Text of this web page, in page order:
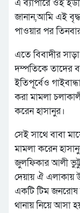
এ ব্যাপারে ওই
জানান,আমি এই
পাওয়ার পর
এতে বিবাদীর
দম্পতিকে তাদের
ইতিপূর্বেও
করা মামলা
করেন হাসানুর।
সেই সাথে বাবা
মামলা করেন
জুলফিকার আলী
দেয়ায় ঐ এলাকায়
একটি টিম জনরোষ
থানায় নিয়ে আসা